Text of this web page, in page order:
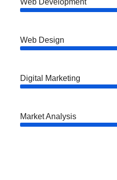
Web Design
Digital Marketing
Market Analysis